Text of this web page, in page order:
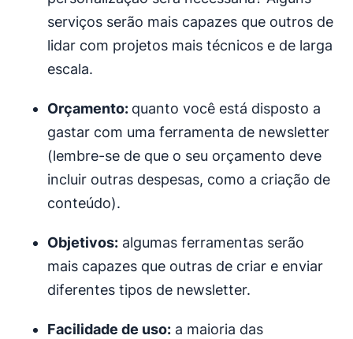
serviços serão mais capazes que outros de
lidar com projetos mais técnicos e de larga
escala.
Orçamento: quanto você está disposto a
gastar com uma ferramenta de newsletter
(lembre-se de que o seu orçamento deve
incluir outras despesas, como a criação de
conteúdo).
Objetivos: algumas ferramentas serão
mais capazes que outras de criar e enviar
diferentes tipos de newsletter.
Facilidade de uso: a maioria das